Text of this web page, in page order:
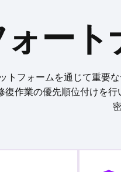
ォー
トフォームを通じて重要
復作業の優先順位付けを